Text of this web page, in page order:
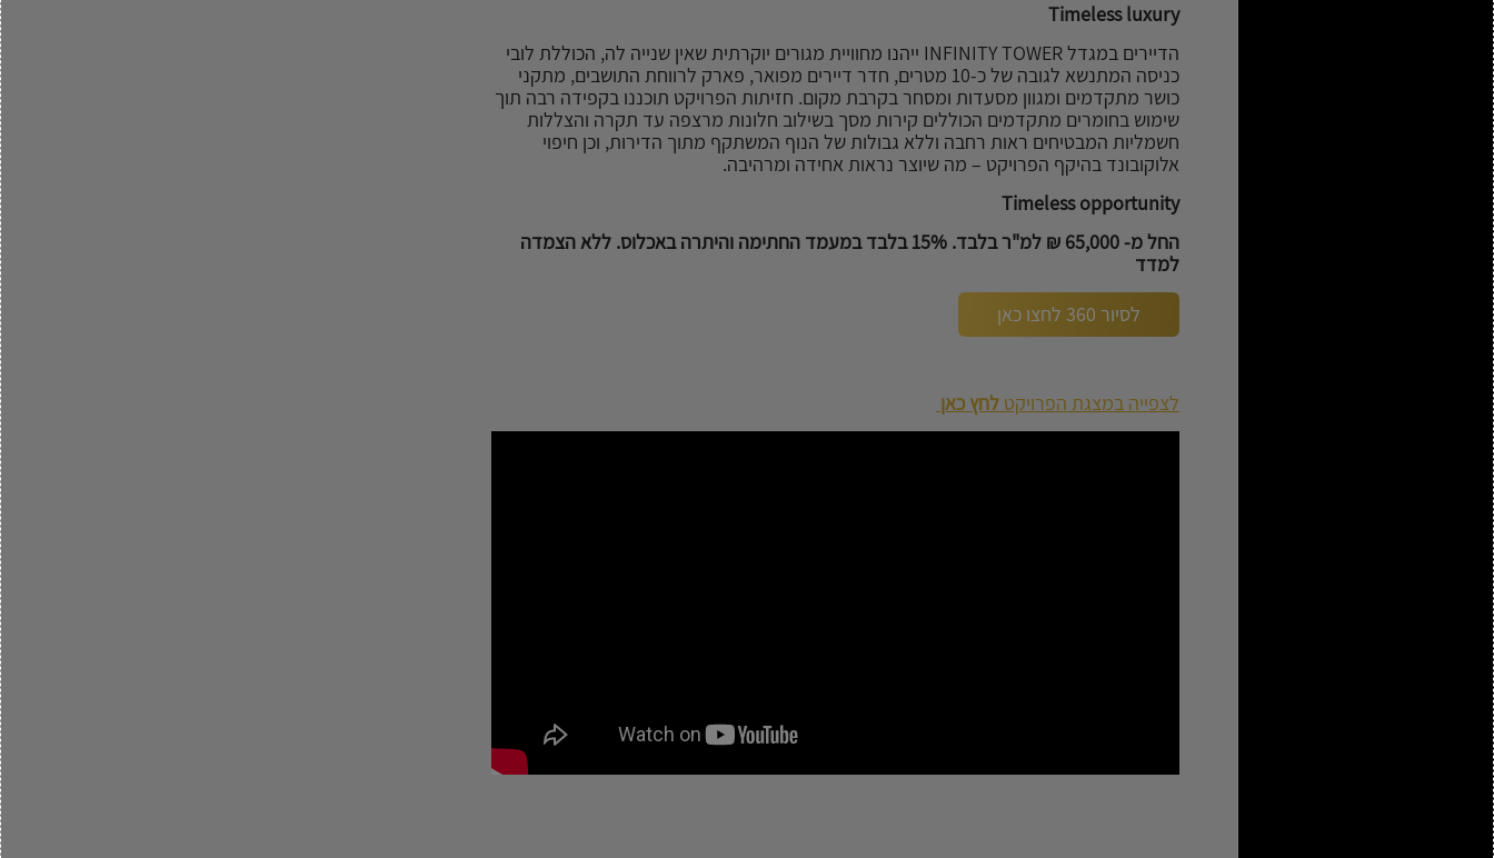
Timeless luxury
הדיירים במגדל INFINITY TOWER ייהנו מחוויית מגורים יוקרתית שאין שנייה לה, הכוללת לובי
כניסה המתנשא לגובה של כ-10 מטרים, חדר דיירים מפואר, פארק לרווחת התושבים, מתקני
כושר מתקדמים ומגוון מסעדות ומסחר בקרבת מקום. חזיתות הפרויקט תוכננו בקפידה רבה תוך
שימוש בחומרים מתקדמים הכוללים קירות מסך בשילוב חלונות מרצפה עד תקרה והצללות
חשמליות המבטיחים ראות רחבה וללא גבולות של הנוף המשתקף מתוך הדירות, וכן חיפוי
אלוקובונד בהיקף הפרויקט – מה שיוצר נראות אחידה ומרהיבה.
Timeless opportunity
החל מ- 65,000 ₪ למ"ר בלבד. 15% בלבד במעמד החתימה והיתרה באכלוס. ללא הצמדה
למדד
לסיור 360 לחצו כאן
לצפייה במצגת הפרויקטלחץ כאן